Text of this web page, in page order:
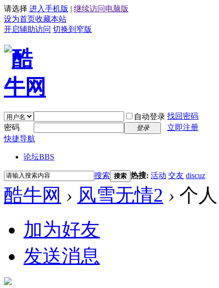
请选择 进入手机版 | 继续访问电脑版
设为首页收藏本站
开启辅助访问 切换到窄版
自动登录 找回密码
密码
登录
立即注册
快捷导航
论坛BBS
搜索 搜索 热搜: 活动 交友 discuz
酷牛网 › 风雪无情2 › 个
加为好友
发送消息